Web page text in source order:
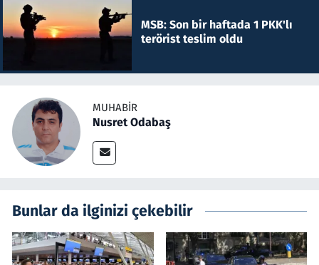
MSB: Son bir haftada 1 PKK'lı
terörist teslim oldu
MUHABIR
Nusret Odabaş
Bunlar da ilginizi çekebilir